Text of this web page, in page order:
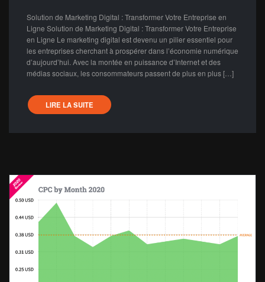
Solution de Marketing Digital : Transformer Votre Entreprise en
Ligne Solution de Marketing Digital : Transformer Votre Entreprise
en Ligne Le marketing digital est devenu un pilier essentiel pour
les entreprises cherchant à prospérer dans l’économie numérique
d’aujourd’hui. Avec la montée en puissance d’Internet et des
médias sociaux, les consommateurs passent de plus en plus […]
LIRE LA SUITE